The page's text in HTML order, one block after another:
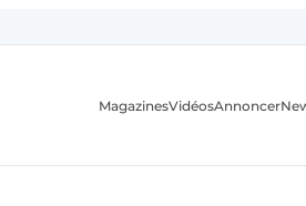
MagazinesVidéosAnnoncer